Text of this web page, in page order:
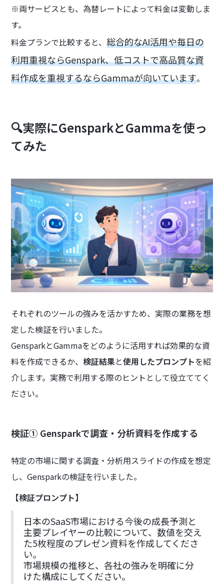
※両サービスとも、為替レートによって料金は変動しま
す。
料金プランで比較すると、総合的なAI活用や毎日の
利用重視ならGenspark、低コストで高品質な資
料作成を重視するならGammaが向いています。
🔍実際にGensparkとGammaを使っ
てみた
それぞれのツールの強みを活かすため、実際の業務を想
定した検証を行いました。
GensparkとGammaをどのように活用すれば効果的な資
料を作成できるか、検証結果と使用したプロンプトを紹
介します。実務で利用する際のヒントとして役立ててく
ださい。
検証① Gensparkで調査・分析資料を作成する
特定の市場に関する調査・分析用スライドの作成を想定
し、Gensparkの検証を行いました。
【検証プロンプト】
日本のSaaS市場における今後の成長予測と
主要プレイヤーの比較について、数値を交え
た5枚程度のプレゼン資料を作成してくださ
い。
市場規模の推移と、各社の強みを明確に分
けた構成にしてください。